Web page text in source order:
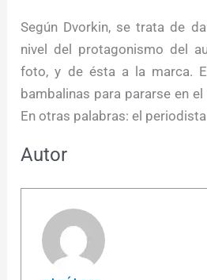
Según Dvorkin, se trata de
nivel del protagonismo del
foto, y de ésta a la marca.
bambalinas para pararse en
En otras palabras: el
Autor